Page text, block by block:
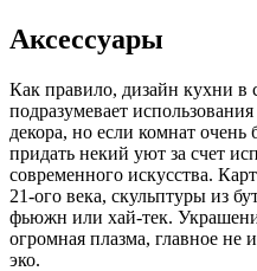
Аксессуары
Как правило, дизайн кухни в
подразумевает
декора, но если комнат
придать некий уют за счет
современного искусства.
21-ого века, скульптуры из
фьюжн или хай-тек.
огромная плазма, главное не
эко.